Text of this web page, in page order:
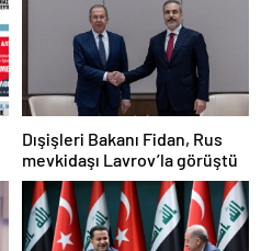
Dışişleri Bakanı Fidan, Rus
mevkidaşı Lavrov’la görüştü